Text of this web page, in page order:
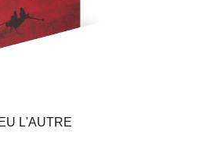
L'AUTRE